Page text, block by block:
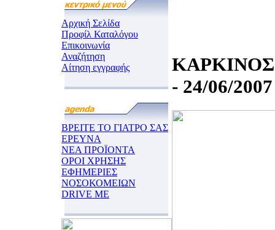
Αρχική Σελίδα
Προφίλ Καταλόγου
Επικοινωνία
Αναζήτηση
Αίτηση εγγραφής
ΒΡΕΙΤΕ ΤΟ ΓΙΑΤΡΟ ΣΑΣ
ΕΡΕΥΝΑ
ΝΕΑ ΠΡΟΪΟΝΤΑ
ΟΡΟΙ ΧΡΗΣΗΣ
ΕΦΗΜΕΡΙΕΣ
ΝΟΣΟΚΟΜΕΙΩΝ
DRIVE ME
- 24/06/2007